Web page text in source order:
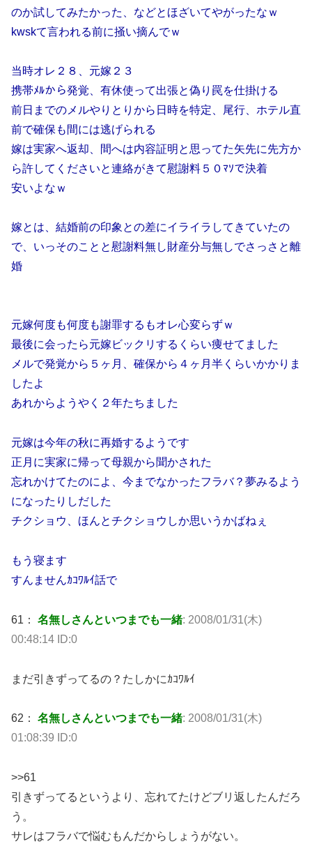
のか試してみたかった、などとほざいてやがったなｗ
kwskて言われる前に掻い摘んでｗ
当時オレ２８、元嫁２３
携帯ﾒﾙから発覚、有休使って出張と偽り罠を仕掛ける
前日までのメルやりとりから日時を特定、尾行、ホテル直
前で確保も間には逃げられる
嫁は実家へ返却、間へは内容証明と思ってた矢先に先方か
ら許してくださいと連絡がきて慰謝料５０ﾏｿで決着
安いよなｗ
嫁とは、結婚前の印象との差にイライラしてきていたの
で、いっそのことと慰謝料無し財産分与無しでさっさと離
婚
元嫁何度も何度も謝罪するもオレ心変らずｗ
最後に会ったら元嫁ビックリするくらい痩せてました
メルで発覚から５ヶ月、確保から４ヶ月半くらいかかりま
したよ
あれからようやく２年たちました
元嫁は今年の秋に再婚するようです
正月に実家に帰って母親から聞かされた
忘れかけてたのによ、今までなかったフラバ？夢みるよう
になったりしだした
チクショウ、ほんとチクショウしか思いうかばねぇ
もう寝ます
すんませんｶｺﾜﾙｲ話で
61： 名無しさんといつまでも一緒: 2008/01/31(木)
00:48:14 ID:0
まだ引きずってるの？たしかにｶｺﾜﾙｲ
62： 名無しさんといつまでも一緒: 2008/01/31(木)
01:08:39 ID:0
>>61
引きずってるというより、忘れてたけどブリ返したんだろ
う。
サレはフラバで悩むもんだからしょうがない。